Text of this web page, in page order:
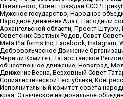
Навального, Совет граждан СССР
Мужское государство, Народное
Народное движение Адат, Народный
Архангельской области, Проект
Советских Светлых Родов, Совет
Meta Platforms Inc, Facebook, Instagram,
Добровольческое Движение
Черный Комитет, Татарстанское
общественное движение, Невоград,
Движение Весна, Верховный Совет
Социалистической Республики,
Исполнительный комитет совета
края, Этническое национальное